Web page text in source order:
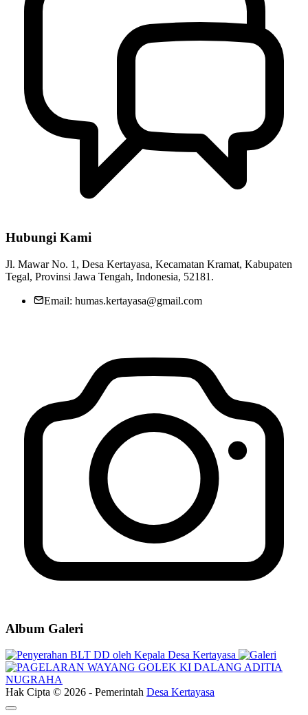
04 April 2020
Penetapan Pengurus Forum Kesehatan Desa (FKD) Desa Kertayasa
25 Mei 2022
KEGIATAN KARYA BAKTI TNI DI DESA KERTAYASA
07 November 2024
Kegiatan Normalisasi Rawa oleh Pemerintah Desa Kertayasa untuk
Mengatasi Saluran Irigasi
Program Pembangunan desa 04 April 2020
Kegiatan Musyawarah Desa (MusDes) Penetapan APBDes Tahun
2022 Desa Kertayasa
22 April 2022
Pembagian BLT DD Tahap II Bulan Ke 4, 5, dan 6 Desa Kertayasa
06 Juni 2022
Hubungi Kami
Jl. Mawar No. 1, Desa Kertayasa, Kecamatan Kramat, Kabupaten
Tegal, Provinsi Jawa Tengah, Indonesia, 52181.
Email: humas.kertayasa@gmail.com
Album Galeri
Hak Cipta © 2026 - Pemerintah Desa Kertayasa